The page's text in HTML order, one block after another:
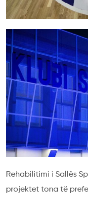
Rehabilitimi i Sallës
projektet tona të